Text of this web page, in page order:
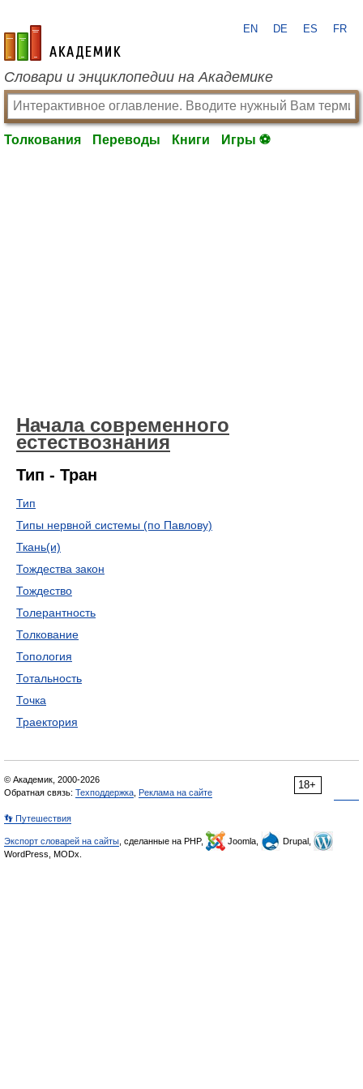
academic.ru
EN DE ES FR
Словари и энциклопедии на Академике
Толкования Переводы Книги Игры ⚽
Начала современного
естествознания
Тип - Тран
Тип
Типы нервной системы (по Павлову)
Ткань(и)
Тождества закон
Тождество
Толерантность
Толкование
Топология
Тотальность
Точка
Траектория
18+
© Академик, 2000-2026
Обратная связь: Техподдержка Реклама на сайте
👣 Путешествия
Экспорт словарей на сайты , сделанные на PHP, Joomla,
Drupal,
WordPress, MODx.